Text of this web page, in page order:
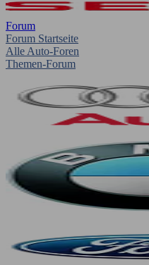
Forum
Forum Startseite
Alle Auto-Foren
Themen-Forum